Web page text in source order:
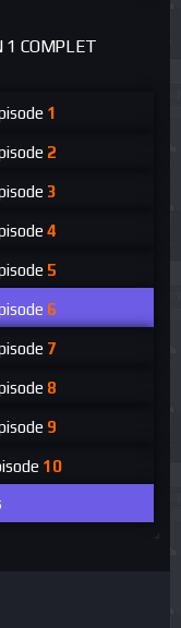
1 COMPLET
1
2
3
4
5
6
7
8
9
10